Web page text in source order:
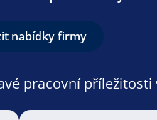
nabídky firmy
pracovní příležitosti